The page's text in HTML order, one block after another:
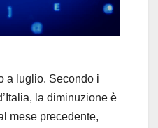
l
y
V
a luglio. Secondo i
la diminuzione è
mese precedente,